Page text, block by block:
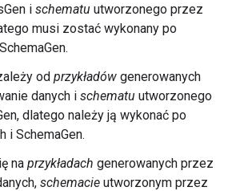
i schematu utworzonego przez
musi zostać wykonany po
od przykładów generowanych
danych i schematu utworzonego
dlatego należy ją wykonać po
i SchemaGen.
na przykładach generowanych przez
schemacie utworzonym przez